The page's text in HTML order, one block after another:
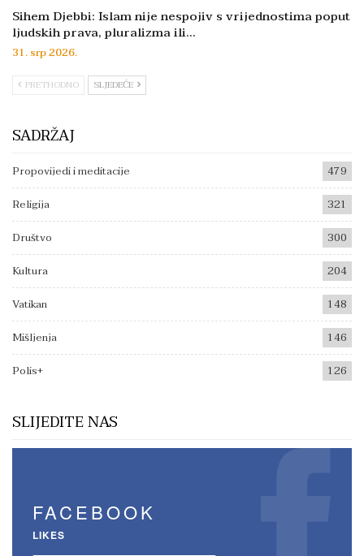
Sihem Djebbi: Islam nije nespojiv s vrijednostima poput
ljudskih prava, pluralizma ili…
31. srp 2026.
PRETHODNO SLJEDEĆE
SADRŽAJ
Propovijedi i meditacije
479
Religija
321
Društvo
300
Kultura
204
Vatikan
148
Mišljenja
146
Polis+
126
SLIJEDITE NAS
FACEBOOK
LIKES